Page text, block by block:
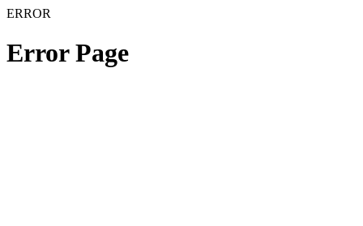
ERROR
Error Page